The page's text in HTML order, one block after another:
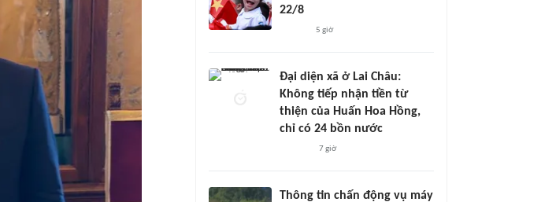
22/8
5 giờ
Đại diện xã ở Lai Châu:
Không tiếp nhận tiền từ
thiện của Huấn Hoa Hồng,
chỉ có 24 bồn nước
7 giờ
Thông tin chấn động vụ máy